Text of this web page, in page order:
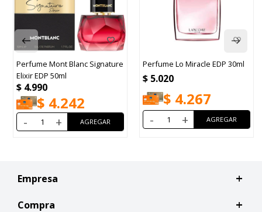
Perfume Mont Blanc Signature
Elixir EDP 50ml
$ 4.990
$ 4.242
- +
Perfume Lo Miracle EDP 30ml
$ 5.020
$ 4.267
- +
Empresa
Compra